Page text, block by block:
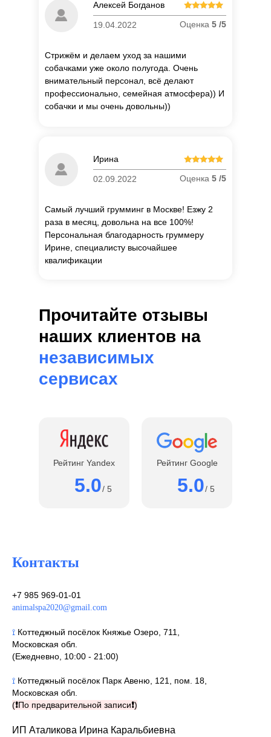
Алексей Богданов
19.04.2022 Оценка 5 /5
Стрижём и делаем уход за нашими
собачками уже около полугода. Очень
внимательный персонал, всё делают
профессионально, семейная атмосфера)) И
собачки и мы очень довольны))
Ирина
02.09.2022 Оценка 5 /5
Самый лучший грумминг в Москве! Езжу 2
раза в месяц, довольна на все 100%!
Персональная благодарность груммеру
Ирине, специалисту высочайшее
квалификации
Прочитайте отзывы
наших клиентов на
независимых
сервисах
Рейтинг Yandex
5.0/ 5
Рейтинг Google
5.0/ 5
Контакты
+7 985 969-01-01
animalspa2020@gmail.com
⟟ Коттеджный посёлок Княжье Озеро, 711,
Московская обл.
(Ежедневно, 10:00 - 21:00)
⟟ Коттеджный посёлок Парк Авеню, 121, пом. 18,
Московская обл.
(❗По предварительной записи❗)
ИП Аталикова Ирина Каральбиевна